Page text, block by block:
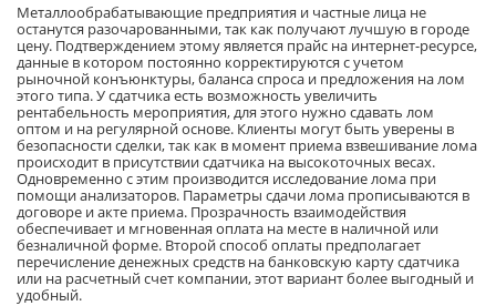
Металлообрабатывающие предприятия и частные лица не
останутся разочарованными, так как получают лучшую в городе
цену. Подтверждением этому является прайс на интернет-ресурсе,
данные в котором постоянно корректируются с учетом
рыночной конъюнктуры, баланса спроса и предложения на лом
этого типа. У сдатчика есть возможность увеличить
рентабельность мероприятия, для этого нужно сдавать лом
оптом и на регулярной основе. Клиенты могут быть уверены в
безопасности сделки, так как в момент приема взвешивание лома
происходит в присутствии сдатчика на высокоточных весах.
Одновременно с этим производится исследование лома при
помощи анализаторов. Параметры сдачи лома прописываются в
договоре и акте приема. Прозрачность взаимодействия
обеспечивает и мгновенная оплата на месте в наличной или
безналичной форме. Второй способ оплаты предполагает
перечисление денежных средств на банковскую карту сдатчика
или на расчетный счет компании, этот вариант более выгодный и
удобный.